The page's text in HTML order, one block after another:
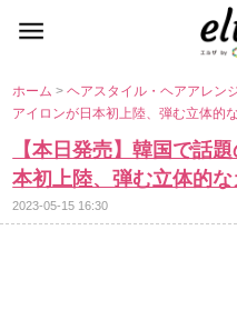
ホーム>ヘアスタイル・ヘアアレン
アイロンが日本初上陸、弾む立体的
【本日発売】韓国で話
本初上陸、弾む立体的な
2023-05-15 16:30